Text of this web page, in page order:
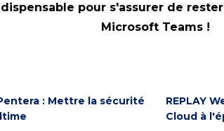
pour s'assurer de
Microsoft Teams !
: Mettre la sécurité
REPLAY
Cloud à